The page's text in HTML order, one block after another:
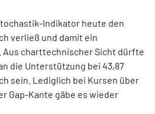
Indikator heute den
verließ und damit ein
Aus charttechnischer Sicht dürfte
die Unterstützung bei 43,87
sein. Lediglich bei Kursen über
Gap-Kante gäbe es wieder